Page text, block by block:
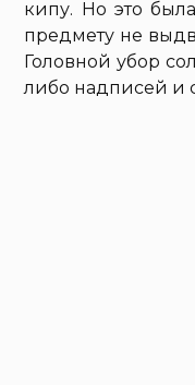
кипу. Но это
предмету не
Головной убор
либо надписей и